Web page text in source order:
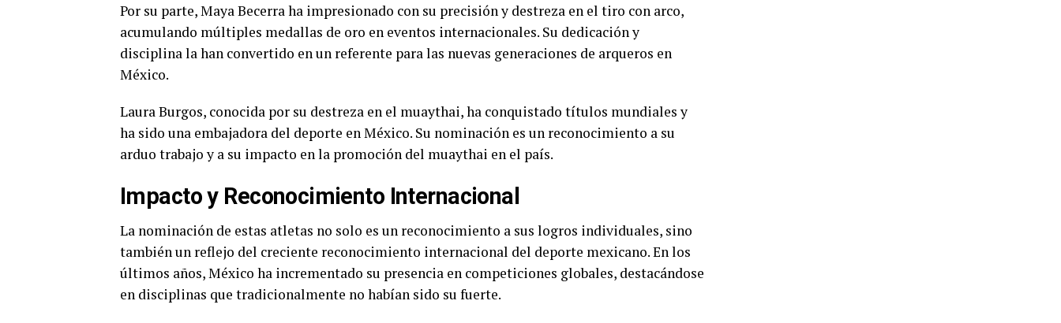
Por su parte, Maya Becerra ha impresionado con su precisión y destreza en el tiro con arco,
acumulando múltiples medallas de oro en eventos internacionales. Su dedicación y
disciplina la han convertido en un referente para las nuevas generaciones de arqueros en
México.
Laura Burgos, conocida por su destreza en el muaythai, ha conquistado títulos mundiales y
ha sido una embajadora del deporte en México. Su nominación es un reconocimiento a su
arduo trabajo y a su impacto en la promoción del muaythai en el país.
Impacto y Reconocimiento Internacional
La nominación de estas atletas no solo es un reconocimiento a sus logros individuales, sino
también un reflejo del creciente reconocimiento internacional del deporte mexicano. En los
últimos años, México ha incrementado su presencia en competiciones globales, destacándose
en disciplinas que tradicionalmente no habían sido su fuerte.